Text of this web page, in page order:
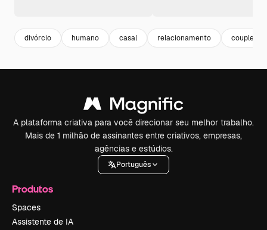
divórcio humano casal relacionamento couple
A plataforma criativa para você direcionar seu melhor trabalho.
Mais de 1 milhão de assinantes entre criativos, empresas,
agências e estúdios.
Português
Produtos
Spaces
Assistente de IA